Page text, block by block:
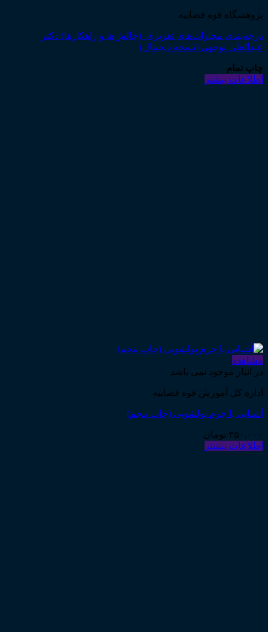
پژوهشگاه قوه قضاییه
درجه‌بندی مجازات‌های تعزیری (چالش‌ها و راهکارها) دکتر
عبدالعلی توجهی (نسخه دیجیتال)
چاپ تمام
اطلاعات بیشتر
مشاهده
در انبار موجود نمی باشد
اداره کل آموزش قوه قضاییه
آشنایی با جرم پولشویی (چاپ پنجم)
۳۵۰,۰۰۰ تومان
اطلاعات بیشتر